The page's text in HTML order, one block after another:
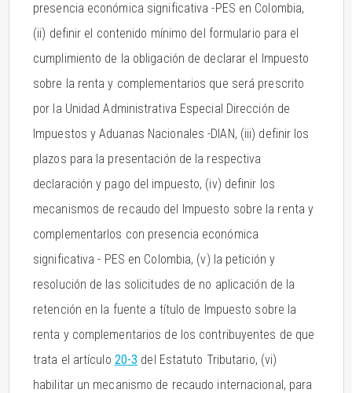
presencia económica significativa -PES en Colombia,
(ii) definir el contenido mínimo del formulario para el
cumplimiento de la obligación de declarar el Impuesto
sobre la renta y complementarios que será prescrito
por la Unidad Administrativa Especial Dirección de
Impuestos y Aduanas Nacionales -DIAN, (iii) definir los
plazos para la presentación de la respectiva
declaración y pago del impuesto, (iv) definir los
mecanismos de recaudo del Impuesto sobre la renta y
complementarlos con presencia económica
significativa - PES en Colombia, (v) la petición y
resolución de las solicitudes de no aplicación de la
retención en la fuente a título de Impuesto sobre la
renta y complementarios de los contribuyentes de que
trata el artículo 20-3 del Estatuto Tributario, (vi)
habilitar un mecanismo de recaudo internacional, para